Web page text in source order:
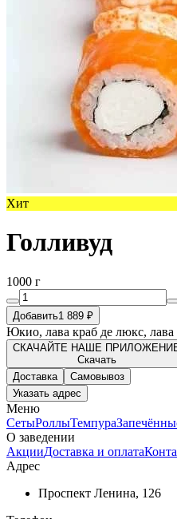
Хит
Голливуд
1000 г
Добавить1 889 ₽
Юкио, лава краб де люкс, лава
СКАЧАЙТЕ НАШЕ
Скачать
Доставка
Самовывоз
Указать адрес
Меню
СетыРоллыТемпура
О заведении
АкцииДоставка и оплата
Адрес
Проспект Ленина, 126